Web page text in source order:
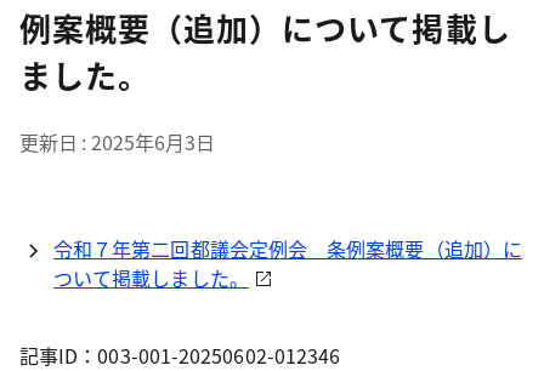
例案概要（追加）について掲載し
ました。
更新日 2025年6月3日
令和７年第二回都議会定例会 条例案概要（追加）に
ついて掲載しました。
記事ID：003-001-20250602-012346